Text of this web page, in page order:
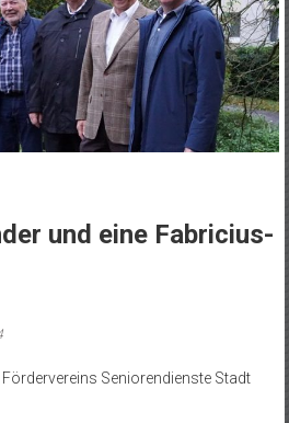
und eine Fabricius-
Seniorendienste Stadt